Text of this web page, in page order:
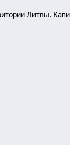
Литвы.